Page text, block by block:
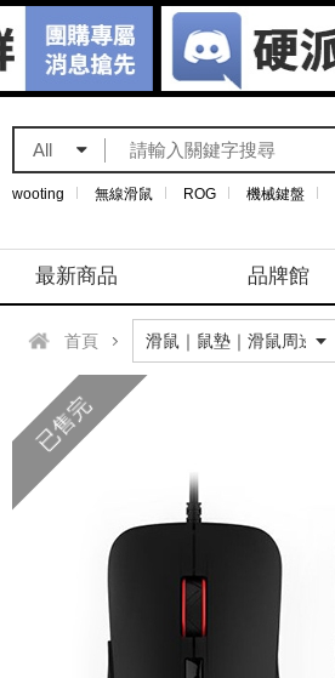
All
wooting 無線滑鼠 ROG 機械鍵盤
最新商品 品牌館
首頁
已售完